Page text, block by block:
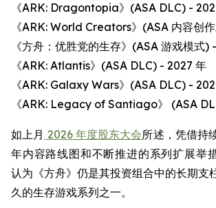
《ARK: Dragontopia》(ASA DLC) -
《ARK: World Creators》(ASA 内容创
《方舟：优胜党的生存》(ASA 游戏模式)
《ARK: Atlantis》(ASA DLC) - 2027 年
《ARK: Galaxy Wars》(ASA DLC) -
《ARK: Legacy of Santiago》 (ASA
如上月 2026 年度股东大会所述，凭借持
年内容路线图和不断推进的系列扩展举
认为《方舟》仍是其投资组合中的长期支
久的生存游戏系列之一。